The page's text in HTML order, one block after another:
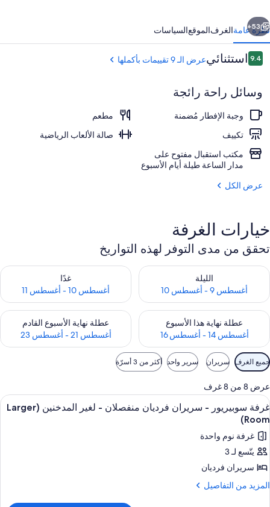
التالي
53+
نظرة عامةالغرفالموقعالسياسات
التقييمات
9.49.4 من 10استثنائيعرض الـ 9 تقييمات بأكملها
وسائل راحة رائجة
وجبة الإفطار مُضمنة
مطعم
تكييف
صالة الألعاب الرياضية
مكتب استقبال مفتوح على
مدار الساعة طيلة أيام الأسبوع
عرض الكل
خيارات الغرفة
تحقق من مدى التوفر لهذه التواريخ
الليلة
أغسطس 9 - أغسطس 10
تحقق من مدى التوفر لليلة للفترة أغسطس 9 - أغسطس 10
غدًا
أغسطس 10 - أغسطس 11
تحقق من مدى التوفر لغد للفترة أغسطس
عطلة نهاية هذا الأسبوع
أغسطس 14 - أغسطس 16
تحقق من مدى التوفر لعطلة نهاية هذا الأسبوع للفترة أغسطس 14 - أغسطس 16
عطلة نهاية الأسبوع القادم
أغسطس 21 - أغسطس 23
تحقق من مدى التوفر لعطلة نهاية
عوامل
التصفية
المتاحة
للغرف
جميع الغرف سريران سرير واحد أكثر من 3 أسرّة
عرض 8 من 8 غرف
استعراض
جميع
صور
غرفة
سوبيريور
-
سريران
4
غرفة سوبيريور - سريران فرديان منفصلان - لغير المدخنين (Larger
Room)
غرفة نوم واحدة
يتّسع لـ 3
سريران فرديان
المزيد من التفاصيل
المزيد